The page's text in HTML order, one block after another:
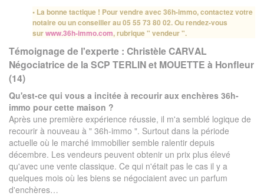
• La bonne tactique ! Pour vendre avec 36h-immo, contactez votre
notaire ou un conseiller au 05 55 73 80 02. Ou rendez-vous
surwww.36h-immo.com, rubrique " vendeur ".
Témoignage de l'experte : Christèle CARVAL
Négociatrice de la SCP TERLIN et MOUETTE à Honfleur
(14)
Qu'est-ce qui vous a incitée à recourir aux enchères 36h-
immo pour cette maison ?
Après une première expérience réussie, il m'a semblé logique de
recourir à nouveau à " 36h-immo ". Surtout dans la période
actuelle où le marché immobilier semble ralentir depuis
décembre. Les vendeurs peuvent obtenir un prix plus élevé
qu'avec une vente classique. Ce qui n'était pas le cas il y a
quelques mois où les biens se négociaient avec un parfum
d'enchères…